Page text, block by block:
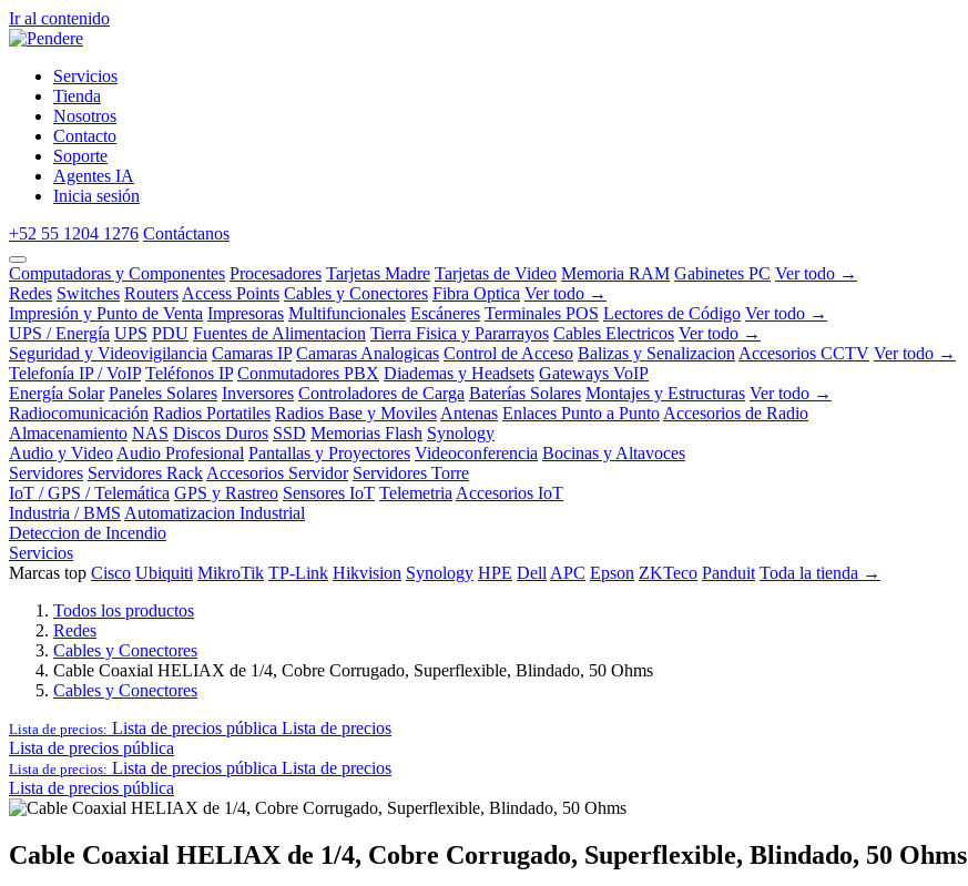
Ir al contenido
Servicios
Tienda
Nosotros
Contacto
Soporte
Agentes IA
Inicia sesión
+52 55 1204 1276 Contáctanos
Computadoras y Componentes Procesadores Tarjetas Madre Tarjetas de Video Memoria RAM Gabinetes PC Ver todo →
Redes Switches Routers Access Points Cables y Conectores Fibra Optica Ver todo →
Impresión y Punto de Venta Impresoras Multifuncionales Escáneres Terminales POS Lectores de Código Ver todo →
UPS / Energía UPS PDU Fuentes de Alimentacion Tierra Fisica y Pararrayos Cables Electricos Ver todo →
Seguridad y Videovigilancia Camaras IP Camaras Analogicas Control de Acceso Balizas y Senalizacion Accesorios CCTV Ver todo →
Telefonía IP / VoIP Teléfonos IP Conmutadores PBX Diademas y Headsets Gateways VoIP
Energía Solar Paneles Solares Inversores Controladores de Carga Baterías Solares Montajes y Estructuras Ver todo →
Radiocomunicación Radios Portatiles Radios Base y Moviles Antenas Enlaces Punto a Punto Accesorios de Radio
Almacenamiento NAS Discos Duros SSD Memorias Flash Synology
Audio y Video Audio Profesional Pantallas y Proyectores Videoconferencia Bocinas y Altavoces
Servidores Servidores Rack Accesorios Servidor Servidores Torre
IoT / GPS / Telemática GPS y Rastreo Sensores IoT Telemetria Accesorios IoT
Industria / BMS Automatizacion Industrial
Deteccion de Incendio
Servicios
Marcas top Cisco Ubiquiti MikroTik TP-Link Hikvision Synology HPE Dell APC Epson ZKTeco Panduit Toda la tienda →
Todos los productos
Redes
Cables y Conectores
Cable Coaxial HELIAX de 1/4, Cobre Corrugado, Superflexible, Blindado, 50 Ohms
Cables y Conectores
Lista de precios: Lista de precios pública Lista de precios
Lista de precios pública
Lista de precios: Lista de precios pública Lista de precios
Lista de precios pública
Cable Coaxial HELIAX de 1/4, Cobre Corrugado, Superflexible, Blindado, 50 Ohms